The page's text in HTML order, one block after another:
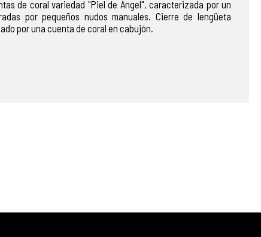
de coral variedad "Piel de Ángel", caracterizada por un
por pequeños nudos manuales. Cierre de lengüeta
por una cuenta de coral en cabujón.